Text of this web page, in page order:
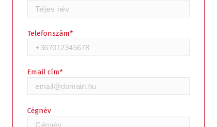
Telefonszám*
Email cím*
Cégnév